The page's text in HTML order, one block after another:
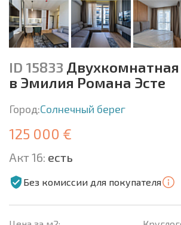
ID 15833
в Эмилия Романа Эсте
Город:Солнечный берег
125 000 €
Акт 16: есть
Без комиссии для покупателя